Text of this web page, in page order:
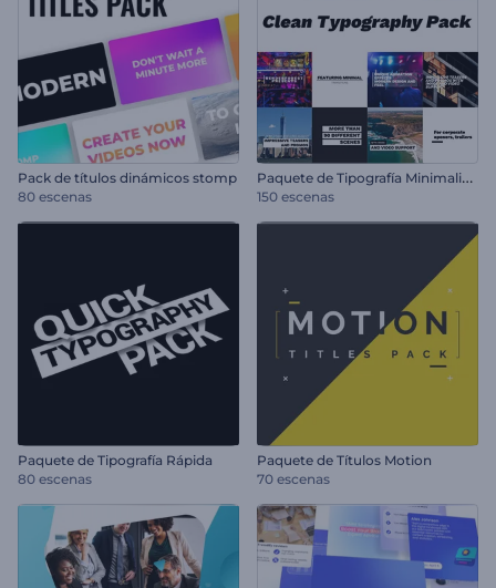
Pack de títulos dinámicos stomp
80 escenas
P
aquete de Tipografía Minimalista
150 escenas
Paquete de Tipografía Rápida
80 escenas
Paquete de Títulos Motion
70 escenas